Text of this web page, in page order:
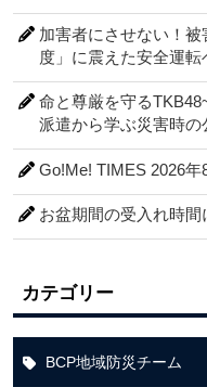
加害者にさせない！
度」に震えた安全運
命と尊厳を守る
派遣から学ぶ災害時の
Go!Me! TIMES 2026年
お盆期間の受入れ時間
カテゴリー
BCP地域防災チーム